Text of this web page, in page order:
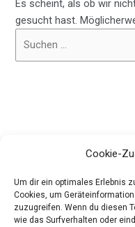
Cookie-
Um dir ein optimales Erlebnis
Cookies, um
zuzugreifen. Wenn du diesen
wie das Surfverhalten oder
Es scheint, als ob wir
gesucht hast.